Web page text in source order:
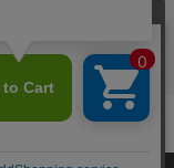
Reserved.